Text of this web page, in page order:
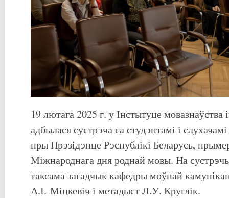
19 лютага 2025 г. у Інстытуце мовазнаўства
адбылася сустрэча са студэнтамі і
пры Прэзідэнце Рэспублікі Беларусь,
Міжнароднага дня роднай мовы. На
таксама загадчык кафедры моўнай
А.І. Міцкевіч і метадыст Л.У. Круглік.